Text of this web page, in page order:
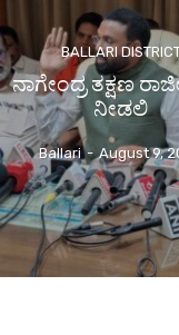
BALLARI
ನಾಗೇಂದ್ರ ತಕ್ಷಣ
ನೀಡಲಿ
Ballari - August 9,